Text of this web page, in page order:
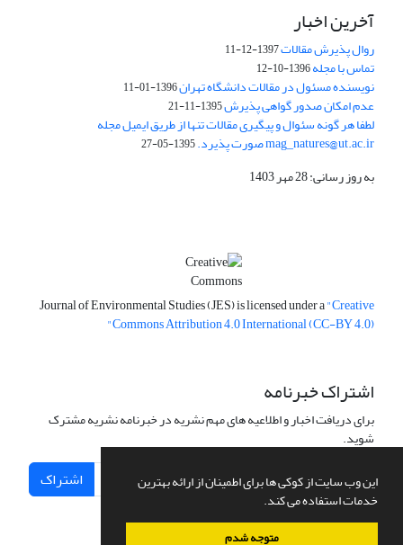
این وب سایت از کوکی ها برای اطمینان از ارائه بهترین
خدمات استفاده می کند.
متوجه شدم
آخرین اخبار
روال پذیرش مقالات1397-12-11
تماس با مجله1396-10-12
نویسنده مسئول در مقالات دانشگاه تهران1396-01-11
عدم امکان صدور گواهی پذیرش1395-11-21
لطفا هر گونه سئوال و پیگیری مقالات تنها از طریق ایمیل مجله
mag_natures@ut.ac.ir صورت پذیرد. 1395-05-27
به روز رسانی: 28 مهر 1403
Journal of Environmental Studies (JES) is licensed under a"Creative
Commons Attribution 4.0 International (CC-BY 4.0)"
اشتراک خبرنامه
برای دریافت اخبار و اطلاعیه های مهم نشریه در خبرنامه نشریه مشترک
شوید.
اشتراک